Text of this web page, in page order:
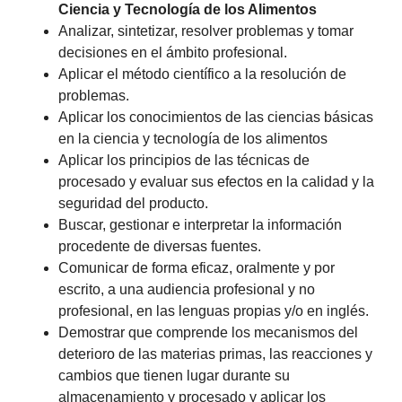
Ciencia y Tecnología de los Alimentos
Analizar, sintetizar, resolver problemas y tomar
decisiones en el ámbito profesional.
Aplicar el método científico a la resolución de
problemas.
Aplicar los conocimientos de las ciencias básicas
en la ciencia y tecnología de los alimentos
Aplicar los principios de las técnicas de
procesado y evaluar sus efectos en la calidad y la
seguridad del producto.
Buscar, gestionar e interpretar la información
procedente de diversas fuentes.
Comunicar de forma eficaz, oralmente y por
escrito, a una audiencia profesional y no
profesional, en las lenguas propias y/o en inglés.
Demostrar que comprende los mecanismos del
deterioro de las materias primas, las reacciones y
cambios que tienen lugar durante su
almacenamiento y procesado y aplicar los